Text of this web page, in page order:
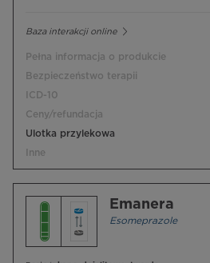
Baza interakcji online
Pełna informacja o produkcie
Bezpieczeństwo terapii
ICD-10
Ceny/refundacja
Ulotka przylekowa
Inne
Emanera
Esomeprazole